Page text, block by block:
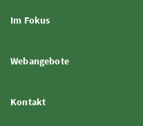
Im FokusInhalt aufklappen
WebangeboteInhalt aufklappen
KontaktInhalt aufklappen